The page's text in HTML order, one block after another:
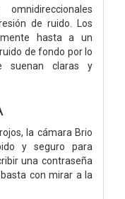
de ruido. Los
hasta a un
de fondo por lo
suenan claras y
la cámara Brio
y seguro para
una contraseña
con mirar a la